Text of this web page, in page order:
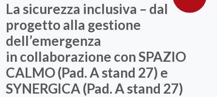
La sicurezza inclusiva – dal
progetto alla gestione
dell’emergenza
in collaborazione con SPAZIO
CALMO (Pad. A stand 27) e
SYNERGICA (Pad. A stand 27)